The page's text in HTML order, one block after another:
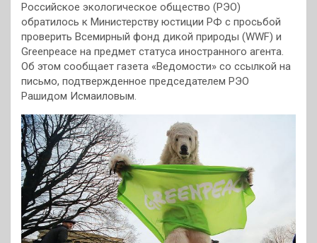
Российское экологическое общество (РЭО)
обратилось к Министерству юстиции РФ с просьбой
проверить Всемирный фонд дикой природы (WWF) и
Greenpeace на предмет статуса иностранного агента.
Об этом сообщает газета «Ведомости» со ссылкой на
письмо, подтвержденное председателем РЭО
Рашидом Исмаиловым.